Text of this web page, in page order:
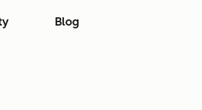
Blog